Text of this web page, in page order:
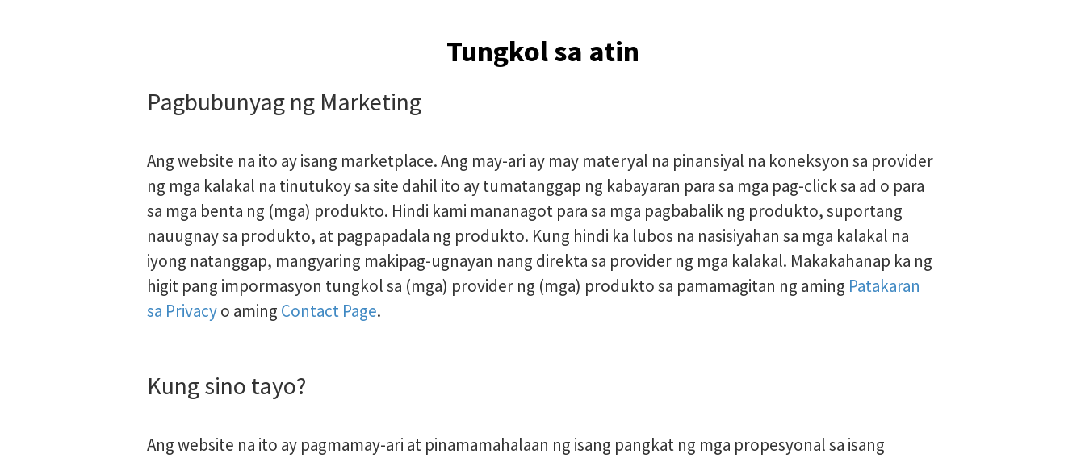
Tungkol sa atin
Pagbubunyag ng Marketing
Ang website na ito ay isang marketplace. Ang may-ari ay may materyal na pinansiyal na koneksyon sa provider
ng mga kalakal na tinutukoy sa site dahil ito ay tumatanggap ng kabayaran para sa mga pag-click sa ad o para
sa mga benta ng (mga) produkto. Hindi kami mananagot para sa mga pagbabalik ng produkto, suportang
nauugnay sa produkto, at pagpapadala ng produkto. Kung hindi ka lubos na nasisiyahan sa mga kalakal na
iyong natanggap, mangyaring makipag-ugnayan nang direkta sa provider ng mga kalakal. Makakahanap ka ng
higit pang impormasyon tungkol sa (mga) provider ng (mga) produkto sa pamamagitan ng aming Patakaran
sa Privacyo aming Contact Page.
Kung sino tayo?
Ang website na ito ay pagmamay-ari at pinamamahalaan ng isang pangkat ng mga propesyonal sa isang